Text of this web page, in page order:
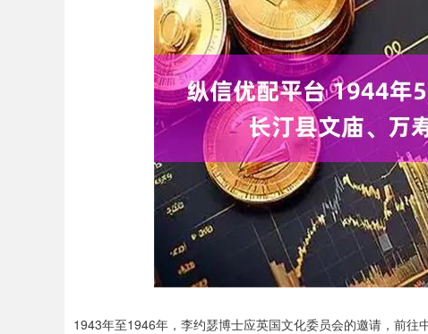
1943年至1946年，李约瑟博士应英国文化委员会的邀请，前
深证成指 14027.93 -116.28 -